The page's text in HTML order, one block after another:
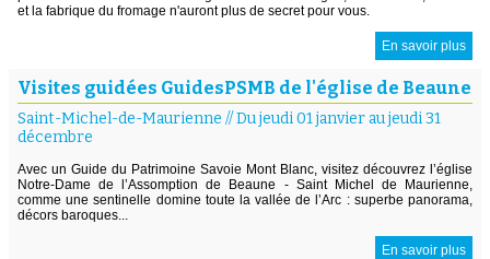
et la fabrique du fromage n'auront plus de secret pour vous.
En savoir plus
Visites guidées GuidesPSMB de l'église de Beaune
Saint-Michel-de-Maurienne //Du jeudi 01 janvier au jeudi 31
décembre
Avec un Guide du Patrimoine Savoie Mont Blanc, visitez découvrez l’église
Notre-Dame de l’Assomption de Beaune - Saint Michel de Maurienne,
comme une sentinelle domine toute la vallée de l’Arc : superbe panorama,
décors baroques...
En savoir plus